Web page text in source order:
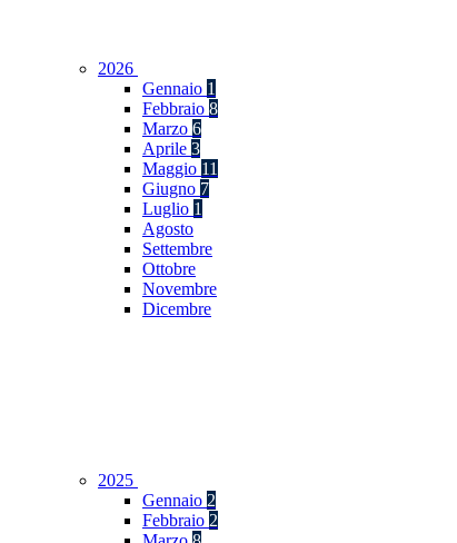
2026
Gennaio 1
Febbraio 8
Marzo 6
Aprile 3
Maggio 11
Giugno 7
Luglio 1
Agosto
Settembre
Ottobre
Novembre
Dicembre
2025
Gennaio 2
Febbraio 2